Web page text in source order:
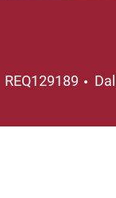
REQ129189